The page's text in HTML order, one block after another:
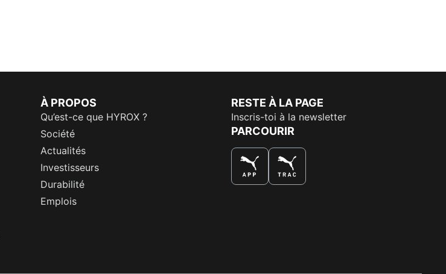
À PROPOS
Qu’est-ce que HYROX ?
Société
Actualités
Investisseurs
Durabilité
Emplois
RESTE À LA PAGE
Inscris-toi à la newsletter
PARCOURIR